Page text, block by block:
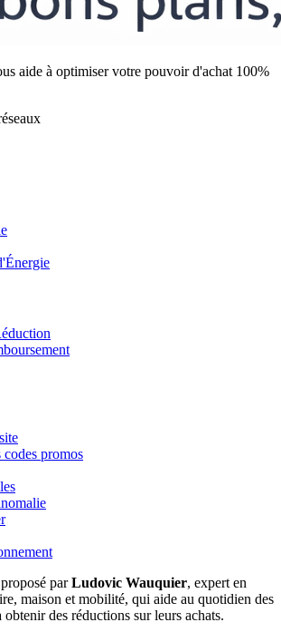
aide à optimiser votre pouvoir d'achat 100%
promos
parLudovic Wauquier, expert en
maison et mobilité, qui aide au quotidien des
des réductions sur leurs achats.